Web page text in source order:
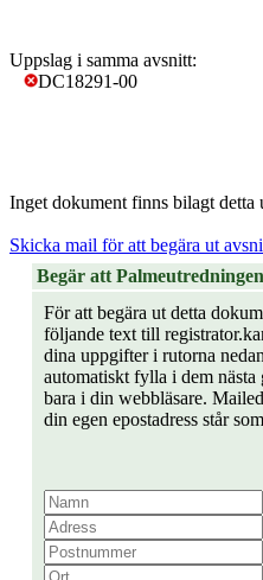
Uppslag i samma avsnitt:
DC18291-00
Inget dokument finns bilagt detta
Skicka mail för att begära ut
Begär att
För att begära ut detta
följande text till
dina uppgifter i rutorna
automatiskt fylla i dem nästa
bara i din webbläsare.
din egen epostadress står